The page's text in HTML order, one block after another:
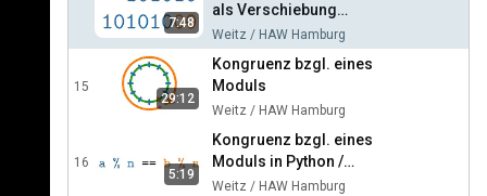
7:48
als Verschiebung
(arithmetic shift)
Weitz / HAW Hamburg
15
29:12
Kongruenz bzgl. eines
Moduls
Weitz / HAW Hamburg
16
5:19
Kongruenz bzgl. eines
Moduls in Python /
boolesche Werte
Weitz / HAW Hamburg